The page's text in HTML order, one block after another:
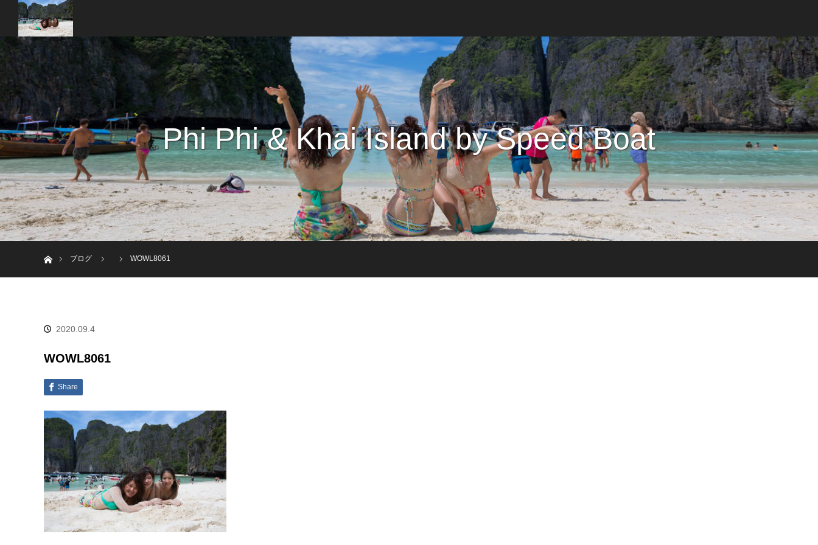
Phi Phi & Khai Island by Speed Boat
ブログ
WOWL8061
2020.09.4
WOWL8061
Share